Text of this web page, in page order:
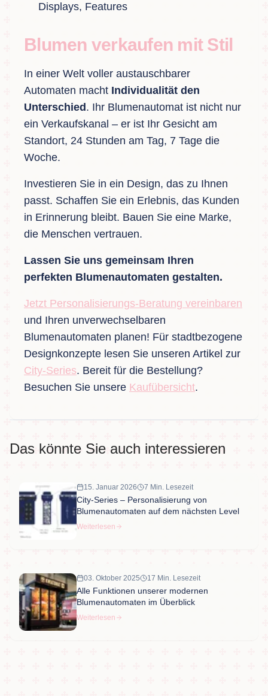
Displays, Features
Blumen verkaufen mit Stil
In einer Welt voller austauschbarer
Automaten macht Individualität den
Unterschied . Ihr Blumenautomat ist nicht nur
ein Verkaufskanal – er ist Ihr Gesicht am
Standort, 24 Stunden am Tag, 7 Tage die
Woche.
Investieren Sie in ein Design, das zu Ihnen
passt. Schaffen Sie ein Erlebnis, das Kunden
in Erinnerung bleibt. Bauen Sie eine Marke,
die Menschen vertrauen.
Lassen Sie uns gemeinsam Ihren
perfekten Blumenautomaten gestalten.
Jetzt Personalisierungs-Beratung vereinbaren
und Ihren unverwechselbaren
Blumenautomaten planen! Für stadtbezogene
Designkonzepte lesen Sie unseren Artikel zur
City-Series. Bereit für die Bestellung?
Besuchen Sie unsere Kaufübersicht.
Das könnte Sie auch interessieren
15. Januar 2026 7 Min. Lesezeit
City-Series – Personalisierung von
Blumenautomaten auf dem nächsten Level
Weiterlesen
03. Oktober 2025 17 Min. Lesezeit
Alle Funktionen unserer modernen
Blumenautomaten im Überblick
Weiterlesen